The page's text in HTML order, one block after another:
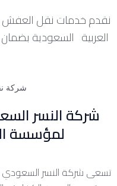
نقدم خدمات نقل
شركة النسر
لمؤسسة
تسعى شركة النسر